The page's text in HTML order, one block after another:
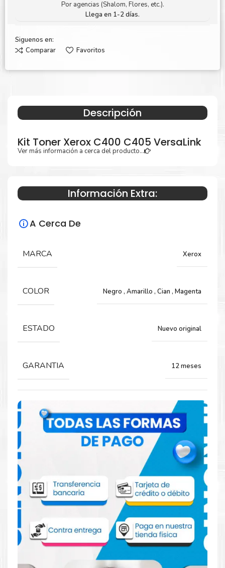
Por agencias (Shalom, Flores, etc.).
Llega en 1-2 días.
Siguenos en:
Comparar
Favoritos
Descripción
Kit Toner Xerox C400 C405 VersaLink
Especificaciones Técnicas
Rendimiento:
Negro 10,500 Páginas y Color 8,000 Páginas
Comprar Kit Toner Xerox C400 C405
VersaLink
Aprovecha nuestra experiencia y atención para adquirir tus
productos. Tenemos promociones todos los dias. Escríbenos o
visítanos hoy para encontrar la solución perfecta para tu
impresora
Kit Toner Xerox C400 C405
VersaLink
Dónde comprar Toner para impresoras
C400 C405 en Lima o para provincia
Xerox. Descubre la mejor manera de
Ver más información a cerca del producto...
Información Extra:
A Cerca De
MARCA Xerox
COLOR Negro , Amarillo , Cian , Magenta
ESTADO Nuevo original
GARANTIA 12 meses